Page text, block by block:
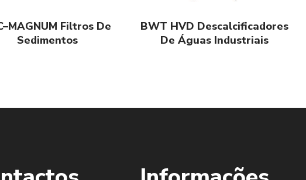
Filtros De
Sedimentos
BWT HVD Descalcificadores
De Águas Industriais